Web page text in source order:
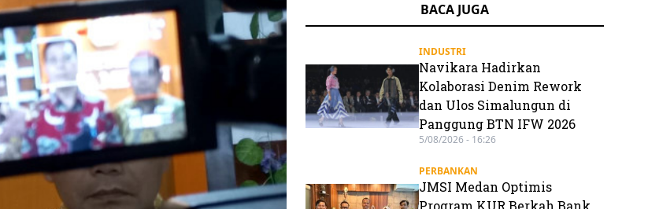
BACA JUGA
INDUSTRI
Navikara Hadirkan
Kolaborasi Denim Rework
dan Ulos Simalungun di
Panggung BTN IFW 2026
5/08/2026 - 16:26
PERBANKAN
JMSI Medan Optimis
Program KUR Berkah Bank